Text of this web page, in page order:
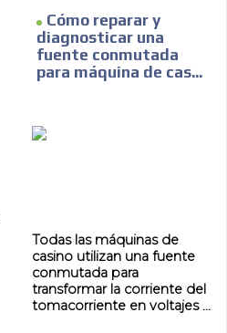
Cómo reparar y
diagnosticar una
fuente conmutada
para máquina de cas...
Todas las máquinas de
casino utilizan una fuente
conmutada para
transformar la corriente del
tomacorriente en voltajes ...